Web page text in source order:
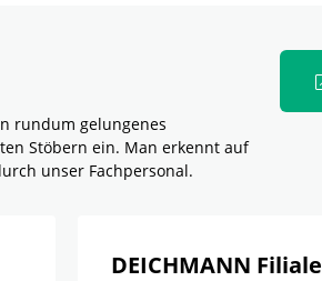
rundum gelungenes
Stöbern ein. Man erkennt auf
unser Fachpersonal.
DEICHMANN Filiale